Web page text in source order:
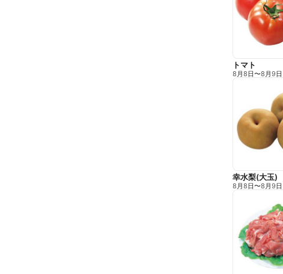
トマト
8月8日〜8月9日
幸水梨(大玉)
8月8日〜8月9日